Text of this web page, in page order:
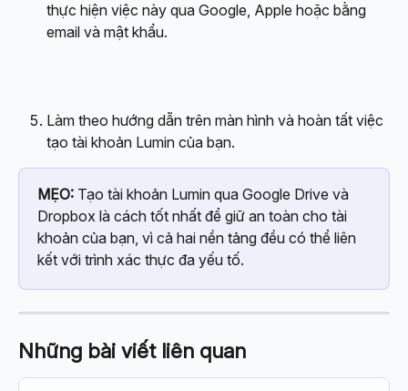
thực hiện việc này qua Google, Apple hoặc bằng
email và mật khẩu.
Làm theo hướng dẫn trên màn hình và hoàn tất việc
tạo tài khoản Lumin của bạn.
MẸO: Tạo tài khoản Lumin qua Google Drive và
Dropbox là cách tốt nhất để giữ an toàn cho tài
khoản của bạn, vì cả hai nền tảng đều có thể liên
kết với trình xác thực đa yếu tố.
Những bài viết liên quan